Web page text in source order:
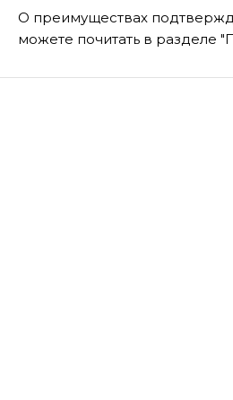
О преимуществах
можете почитать в разделе